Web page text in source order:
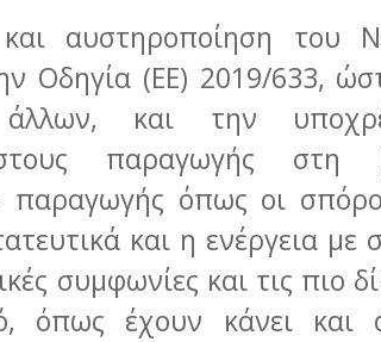
του
Οδηγία (ΕΕ) 2019/633,
άλλων, και την
παραγωγής στη
παραγωγής όπως οι
και η ενέργεια με
συμφωνίες και τις πιο
όπως έχουν κάνει και